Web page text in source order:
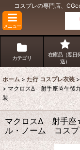
コスプレの専門店、
メニュー
カテゴリ
在庫品（翌日
送）
ホーム > た行 コスプレ衣装 >
> マクロスΔ 射手座☆午後
装
マクロスΔ 射手
ル・ノーム コスプ